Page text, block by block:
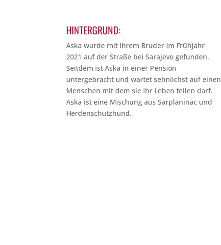
HINTERGRUND:
Aska wurde mit Ihrem Bruder im Frühjahr
2021 auf der Straße bei Sarajevo gefunden.
Seitdem ist Aska in einer Pension
untergebracht und wartet sehnlichst auf einen
Menschen mit dem sie ihr Leben teilen darf.
Aska ist eine Mischung aus Sarplaninac und
Herdenschutzhund.